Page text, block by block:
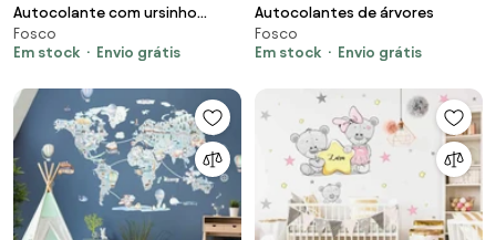
Autocolante com ursinho
colorido e estrelas
Fosco
Em stock
Envio grátis
Autocolantes de árvores
Fosco
Em stock
Envio grátis